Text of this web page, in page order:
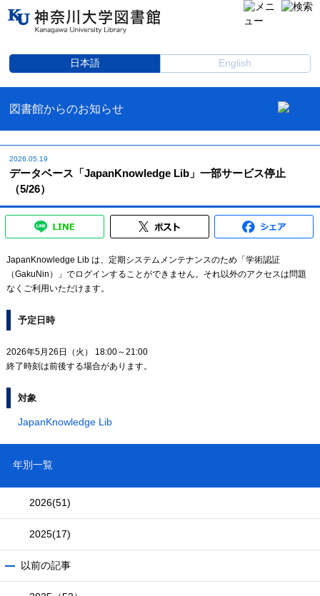
日本語 English
図書館からのお知らせ
2026.05.19
データベース「JapanKnowledge Lib」一部サービス停止
（5/26）
JapanKnowledge Lib は、定期システムメンテナンスのため「学術認証
（GakuNin）」でログインすることができません。それ以外のアクセスは問題
なくご利用いただけます。
予定日時
2026年5月26日（火） 18:00～21:00
終了時刻は前後する場合があります。
対象
JapanKnowledge Lib
年別一覧
2026(51)
2025(17)
以前の記事